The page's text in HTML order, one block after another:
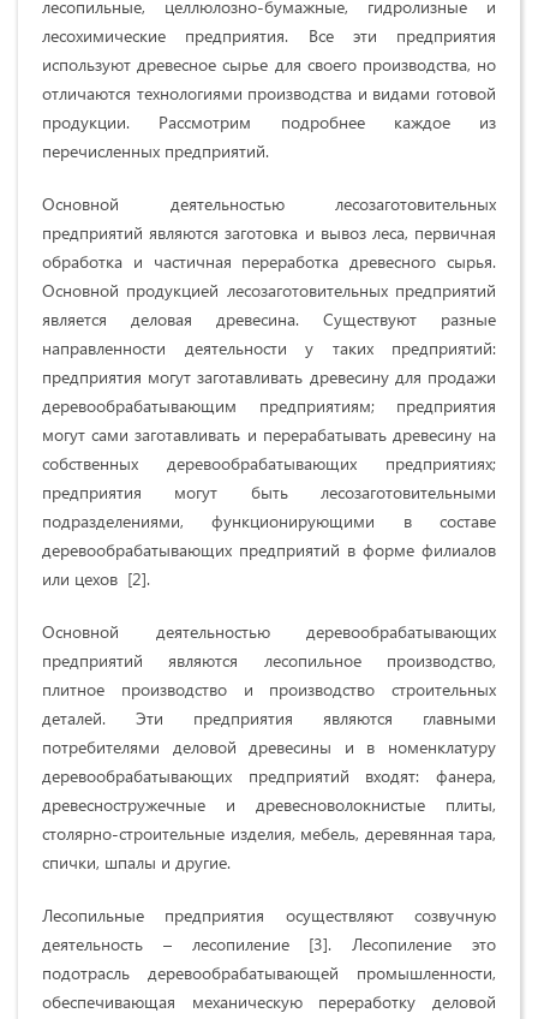
лесопильные, целлюлозно-бумажные, гидролизные и
лесохимические предприятия. Все эти предприятия
используют древесное сырье для своего производства, но
отличаются технологиями производства и видами готовой
продукции. Рассмотрим подробнее каждое из
перечисленных предприятий.
Основной деятельностью лесозаготовительных
предприятий являются заготовка и вывоз леса, первичная
обработка и частичная переработка древесного сырья.
Основной продукцией лесозаготовительных предприятий
является деловая древесина. Существуют разные
направленности деятельности у таких предприятий:
предприятия могут заготавливать древесину для продажи
деревообрабатывающим предприятиям; предприятия
могут сами заготавливать и перерабатывать древесину на
собственных деревообрабатывающих предприятиях;
предприятия могут быть лесозаготовительными
подразделениями, функционирующими в составе
деревообрабатывающих предприятий в форме филиалов
или цехов [2].
Основной деятельностью деревообрабатывающих
предприятий являются лесопильное производство,
плитное производство и производство строительных
деталей. Эти предприятия являются главными
потребителями деловой древесины и в номенклатуру
деревообрабатывающих предприятий входят: фанера,
древесностружечные и древесноволокнистые плиты,
столярно-строительные изделия, мебель, деревянная тара,
спички, шпалы и другие.
Лесопильные предприятия осуществляют созвучную
деятельность – лесопиление [3]. Лесопиление это
подотрасль деревообрабатывающей промышленности,
обеспечивающая механическую переработку деловой